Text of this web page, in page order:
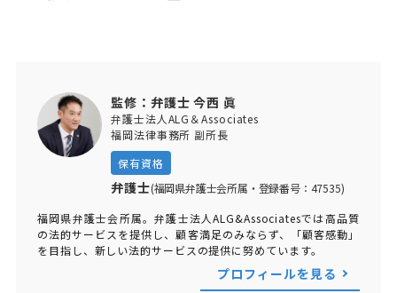
監修：弁護士 今西 眞
弁護士法人ALG＆Associates
福岡法律事務所 副所長
保有資格
弁護士(福岡県弁護士会所属・登録番号：47535)
福岡県弁護士会所属。弁護士法人ALG&Associatesでは高品質
の法的サービスを提供し、顧客満足のみならず、「顧客感動」
を目指し、新しい法的サービスの提供に努めています。
プロフィールを見る